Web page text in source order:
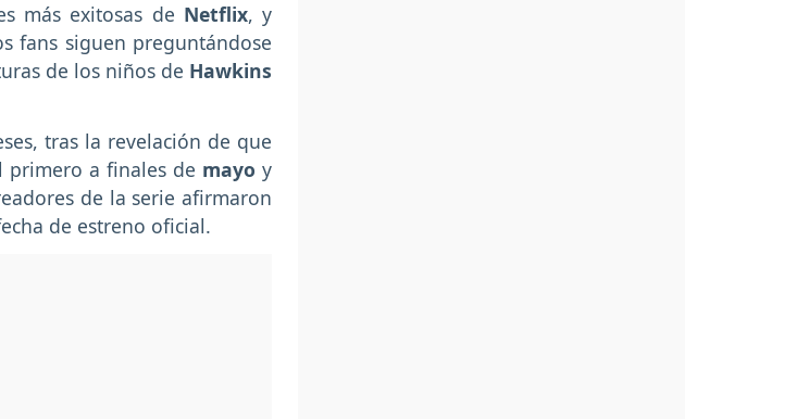
más exitosas de Netflix, y
fans siguen preguntándose
de los niños de Hawkins
tras la revelación de que
primero a finales de mayo y
de la serie afirmaron
de estreno oficial.